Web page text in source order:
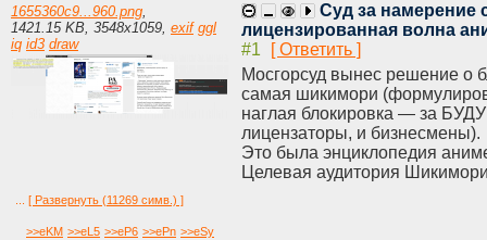
1655360c9...960.png,
1421.15 KB, 3548x1059, exif ggl
iq id3 draw
Суд за намерение
лицензированная волна
Мосгорсуд вынес решение о
самая шикимори
наглая блокировка — за
лицензаторы, и бизнесмены).
Это была энциклопедия
Целевая аудитория
[ Развернуть (11269 симв.) ]
>>eKM >>eL5 >>eP6 >>ePn >>eSy